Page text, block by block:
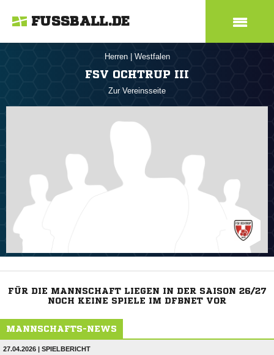
FUSSBALL.DE
Herren Westfalen
FSV OCHTRUP III
Zur Vereinsseite
FÜR DIE MANNSCHAFT LIEGEN IN DER SAISON 26/27
NOCH KEINE SPIELE IM DFBNET VOR
MANNSCHAFTS-NEWS
27.04.2026 | SPIELBERICHT